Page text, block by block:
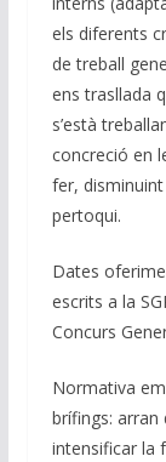
els diferents
de treball
ens trasllada
s’està
concreció en
fer,
pertoqui.
Dates
escrits a la
Concurs
Normativa
brífings: arran
intensificar la